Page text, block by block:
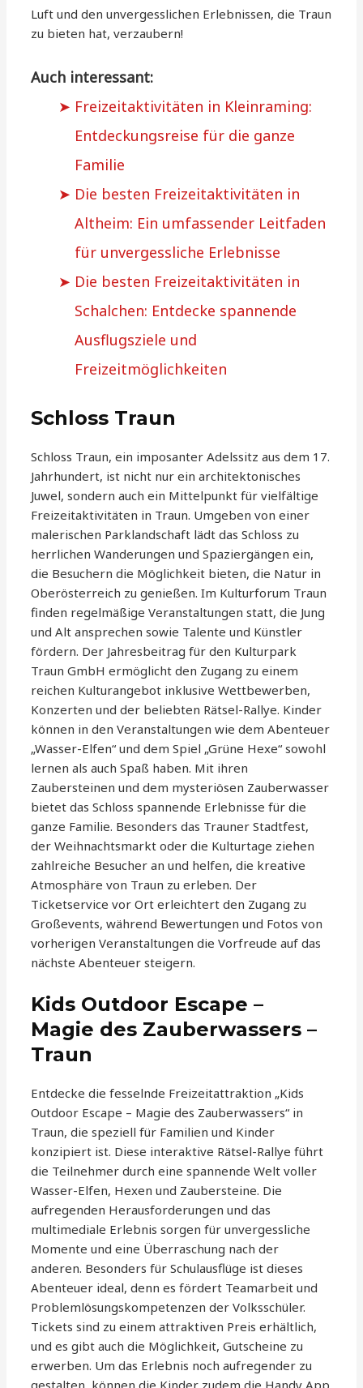
Luft und den unvergesslichen Erlebnissen, die Traun
zu bieten hat, verzaubern!
Auch interessant:
Freizeitaktivitäten in Kleinraming:
Entdeckungsreise für die ganze
Familie
Die besten Freizeitaktivitäten in
Altheim: Ein umfassender Leitfaden
für unvergessliche Erlebnisse
Die besten Freizeitaktivitäten in
Schalchen: Entdecke spannende
Ausflugsziele und
Freizeitmöglichkeiten
Schloss Traun
Schloss Traun, ein imposanter Adelssitz aus dem 17.
Jahrhundert, ist nicht nur ein architektonisches
Juwel, sondern auch ein Mittelpunkt für vielfältige
Freizeitaktivitäten in Traun. Umgeben von einer
malerischen Parklandschaft lädt das Schloss zu
herrlichen Wanderungen und Spaziergängen ein,
die Besuchern die Möglichkeit bieten, die Natur in
Oberösterreich zu genießen. Im Kulturforum Traun
finden regelmäßige Veranstaltungen statt, die Jung
und Alt ansprechen sowie Talente und Künstler
fördern. Der Jahresbeitrag für den Kulturpark
Traun GmbH ermöglicht den Zugang zu einem
reichen Kulturangebot inklusive Wettbewerben,
Konzerten und der beliebten Rätsel-Rallye. Kinder
können in den Veranstaltungen wie dem Abenteuer
„Wasser-Elfen“ und dem Spiel „Grüne Hexe“ sowohl
lernen als auch Spaß haben. Mit ihren
Zaubersteinen und dem mysteriösen Zauberwasser
bietet das Schloss spannende Erlebnisse für die
ganze Familie. Besonders das Trauner Stadtfest,
der Weihnachtsmarkt oder die Kulturtage ziehen
zahlreiche Besucher an und helfen, die kreative
Atmosphäre von Traun zu erleben. Der
Ticketservice vor Ort erleichtert den Zugang zu
Großevents, während Bewertungen und Fotos von
vorherigen Veranstaltungen die Vorfreude auf das
nächste Abenteuer steigern.
Kids Outdoor Escape –
Magie des Zauberwassers –
Traun
Entdecke die fesselnde Freizeitattraktion „Kids
Outdoor Escape – Magie des Zauberwassers“ in
Traun, die speziell für Familien und Kinder
konzipiert ist. Diese interaktive Rätsel-Rallye führt
die Teilnehmer durch eine spannende Welt voller
Wasser-Elfen, Hexen und Zaubersteine. Die
aufregenden Herausforderungen und das
multimediale Erlebnis sorgen für unvergessliche
Momente und eine Überraschung nach der
anderen. Besonders für Schulausflüge ist dieses
Abenteuer ideal, denn es fördert Teamarbeit und
Problemlösungskompetenzen der Volksschüler.
Tickets sind zu einem attraktiven Preis erhältlich,
und es gibt auch die Möglichkeit, Gutscheine zu
erwerben. Um das Erlebnis noch aufregender zu